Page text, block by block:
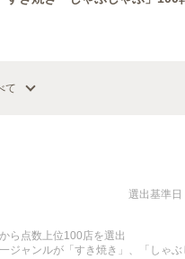
て
選出基準
ら点数上位100店を選出
ジャンルが「すき焼き」、「しゃ